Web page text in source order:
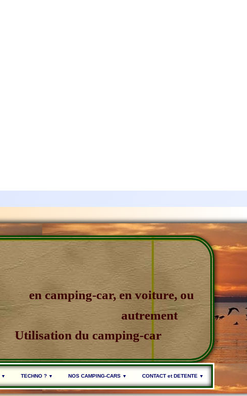
en camping-car, en voiture, ou
autrement
Utilisation du camping-car
▼ TECHNO ? ▼ NOS CAMPING-CARS ▼ CONTACT et DETENTE ▼